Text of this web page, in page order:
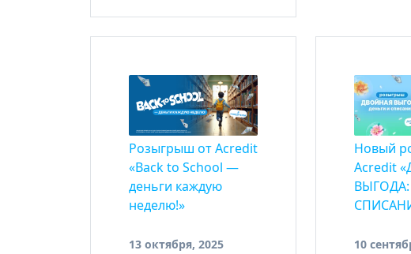
Розыгрыш от Acredit
«Back to School —
деньги каждую
неделю!»
13 октября, 2025
Новый
Acredit
10